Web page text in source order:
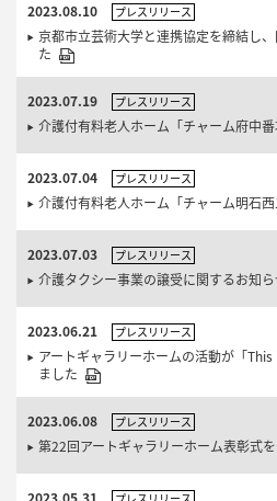
2023.08.10 プレスリリース
京都市立芸術大学と連携協定を締結し
た
2023.07.19 プレスリリース
介護付有料老人ホーム「チャーム府中
2023.07.04 プレスリリース
介護付有料老人ホーム「チャーム明石
2023.07.03 プレスリリース
介護タクシー事業の譲受に関するお知ら
2023.06.21 プレスリリース
アートギャラリーホームの活動が「
ました
2023.06.08 プレスリリース
第22回アートギャラリーホーム表彰式